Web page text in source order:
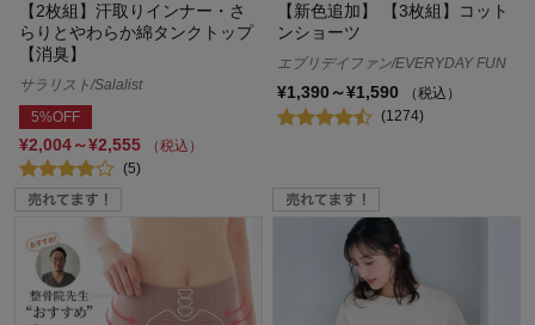
【2枚組】汗取りインナー・さ
らりとやわらか綿タンクトップ
【消臭】
サラリスト/Salalist
5%OFF
¥2,004～¥2,555
（税込）
(5)
【新色追加】 【3枚組】コット
ンショーツ
エブリデイファン/EVERYDAY FUN
¥1,390～¥1,590
（税込）
(1274)